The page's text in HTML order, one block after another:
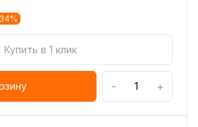
Купить в 1 клик
- +